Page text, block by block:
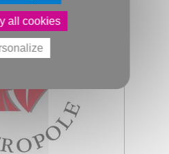
all cookies